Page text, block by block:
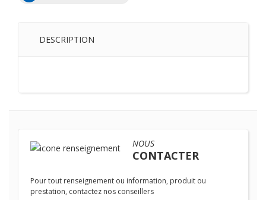
DESCRIPTION
NOUS
CONTACTER
Pour tout renseignement ou information, produit ou
prestation, contactez nos conseillers